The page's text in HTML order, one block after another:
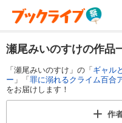
瀬尾みいのすけの作品
「瀬尾みいのすけ」の「ギャル
ー 」「罪に溺れるクライム百合
をお届けします！
作